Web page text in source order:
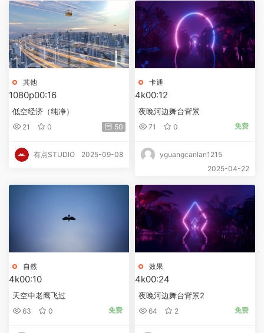
其他
1080p00:16
低空经济（纯净）
21 0 50
有点STUDIO 2025-09-08
卡通
4k00:12
夜晚河边舞台背景
71 0 免费
yguangcanlan1215
2025-04-22
自然
4k00:10
天空中老鹰飞过
63 0 免费
效果
4k00:24
夜晚河边舞台背景2
64 2 免费